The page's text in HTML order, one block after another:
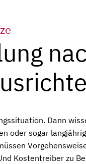
Dann
oder sogar
Kostentreiber zu